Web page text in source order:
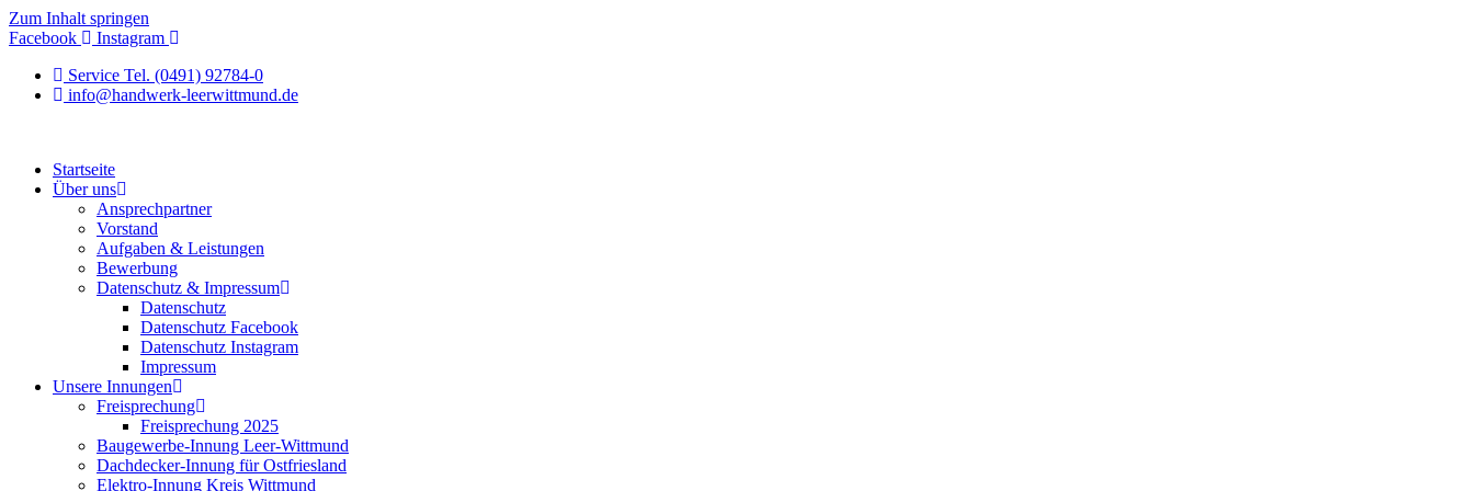
Zum Inhalt springen
Facebook
Instagram
Service Tel. (0491) 92784-0
info@handwerk-leerwittmund.de
Startseite
Über uns
Ansprechpartner
Vorstand
Aufgaben & Leistungen
Bewerbung
Datenschutz & Impressum
Datenschutz
Datenschutz Facebook
Datenschutz Instagram
Impressum
Unsere Innungen
Freisprechung
Freisprechung 2025
Baugewerbe-Innung Leer-Wittmund
Dachdecker-Innung für Ostfriesland
Elektro-Innung Kreis Wittmund